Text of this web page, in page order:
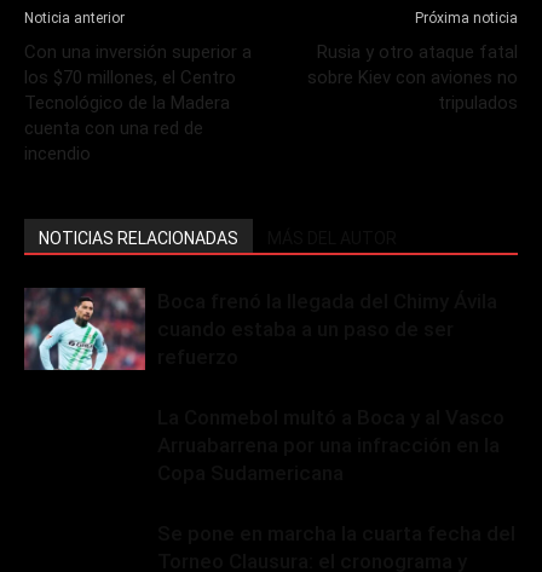
Noticia anterior
Con una inversión superior a
los $70 millones, el Centro
Tecnológico de la Madera
cuenta con una red de
incendio
Próxima noticia
Rusia y otro ataque fatal
sobre Kiev con aviones no
tripulados
NOTICIAS RELACIONADAS